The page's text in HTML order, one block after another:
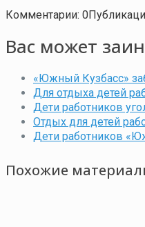
Комментарии: 0
Вас может
«Южный Кузбасс»
Для отдыха детей
Дети работников
Отдых для детей
Дети работников
Похожие